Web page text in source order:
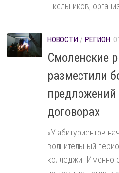
школьников,
НОВОСТИ / РЕГИОН
Смоленские
разместили
договорах
«У абитуриентов
волнительный
колледжи. Именно